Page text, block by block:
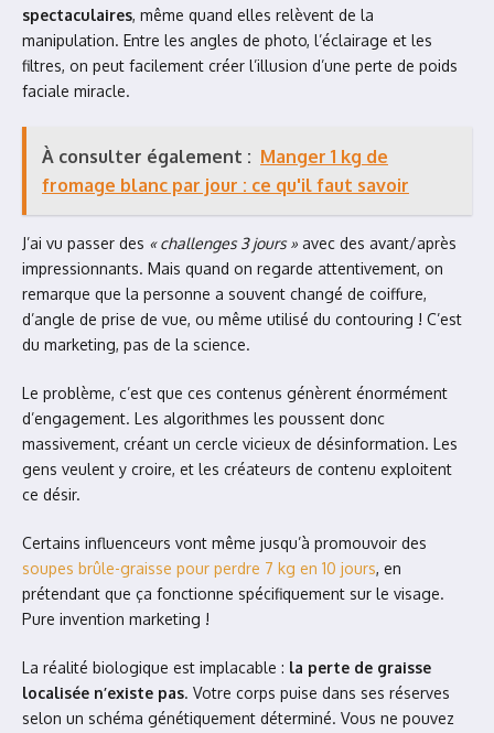
spectaculaires, même quand elles relèvent de la
manipulation. Entre les angles de photo, l’éclairage et les
filtres, on peut facilement créer l’illusion d’une perte de poids
faciale miracle.
À consulter également : Manger 1 kg de
fromage blanc par jour : ce qu'il faut savoir
J’ai vu passer des « challenges 3 jours » avec des avant/après
impressionnants. Mais quand on regarde attentivement, on
remarque que la personne a souvent changé de coiffure,
d’angle de prise de vue, ou même utilisé du contouring ! C’est
du marketing, pas de la science.
Le problème, c’est que ces contenus génèrent énormément
d’engagement. Les algorithmes les poussent donc
massivement, créant un cercle vicieux de désinformation. Les
gens veulent y croire, et les créateurs de contenu exploitent
ce désir.
Certains influenceurs vont même jusqu’à promouvoir des
soupes brûle-graisse pour perdre 7 kg en 10 jours, en
prétendant que ça fonctionne spécifiquement sur le visage.
Pure invention marketing !
La réalité biologique est implacable : la perte de graisse
localisée n’existe pas. Votre corps puise dans ses réserves
selon un schéma génétiquement déterminé. Vous ne pouvez